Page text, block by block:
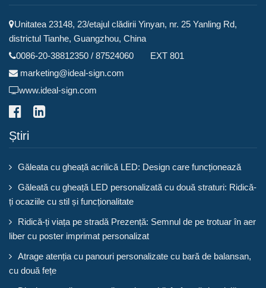
Unitatea 23148, 23/etajul clădirii Yinyan, nr. 25 Yanling Rd,
districtul Tianhe, Guangzhou, China
0086-20-38812350 / 87524060 EXT 801
marketing@ideal-sign.com
www.ideal-sign.com
Știri
Găleata cu gheață acrilică LED: Design care funcționează
Găleată cu gheață LED personalizată cu două straturi: Ridică-
ți ocaziile cu stil și funcționalitate
Ridică-ți viața pe stradă Prezență: Semnul de pe trotuar în aer
liber cu poster imprimat personalizat
Atrage atenția cu panouri personalizate cu bară de balansan,
cu două fețe